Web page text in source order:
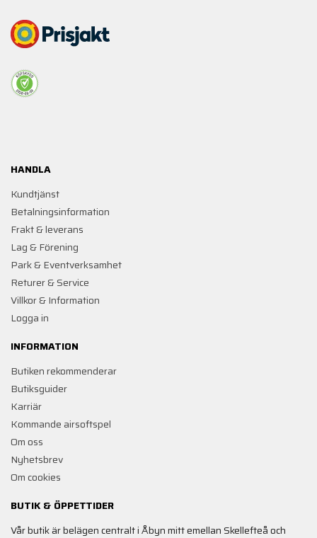
HANDLA
Kundtjänst
Betalningsinformation
Frakt & leverans
Lag & Förening
Park & Eventverksamhet
Returer & Service
Villkor & Information
Logga in
INFORMATION
Butiken rekommenderar
Butiksguider
Karriär
Kommande airsoftspel
Om oss
Nyhetsbrev
Om cookies
BUTIK & ÖPPETTIDER
Vår butik är belägen centralt i Åbyn mitt emellan Skellefteå och